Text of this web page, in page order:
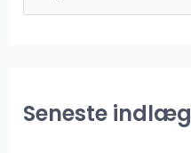
Seneste indlæg